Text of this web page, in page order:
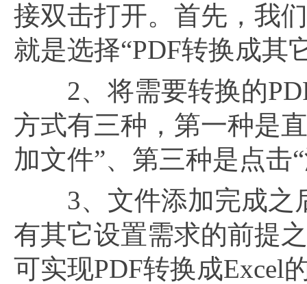
接双击打开。首先，我
就是选择“PDF转换成其
2、将需要转换的
方式有三种，第一种是
加文件”、第三种是点击
3、文件添加完成之
有其它设置需求的前提
可实现PDF转换成Excel